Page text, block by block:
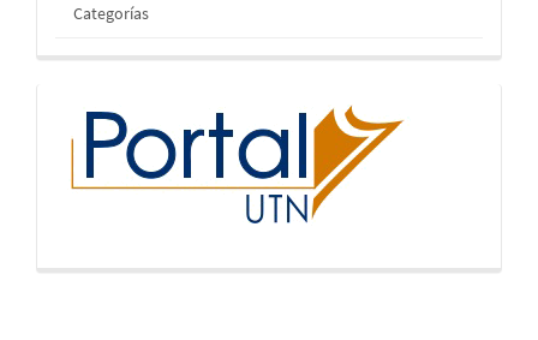
Categorías
inicio